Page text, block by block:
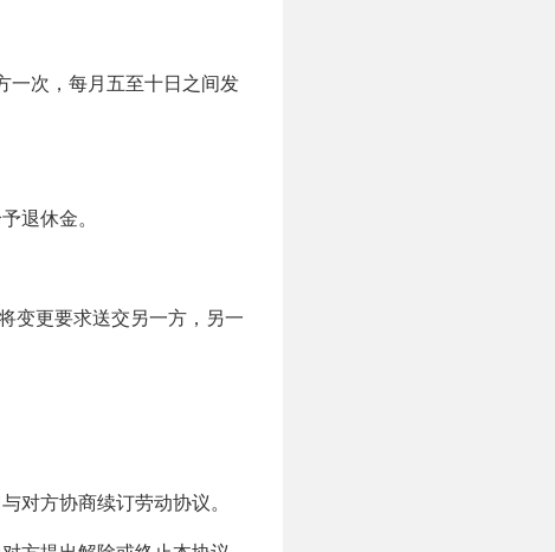
一次，每月五至十日之间发
退休金。
变更要求送交另一方，另一
对方协商续订劳动协议。